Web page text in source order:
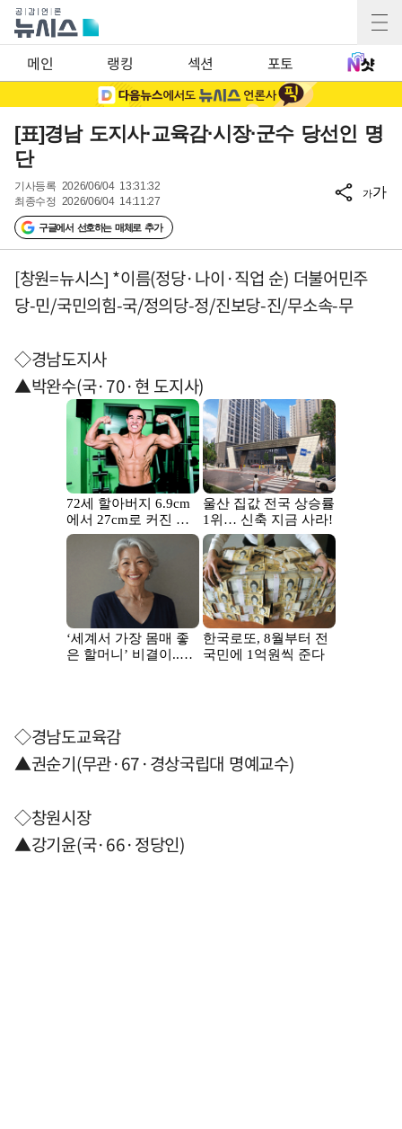
메인 랭킹 섹션 포토
[표]경남 도지사·교육감·시장·군수 당선인 명
단
기사등록 2026/06/04 13:31:32
최종수정 2026/06/04 14:11:27
구글에서 선호하는 매체로 추가
가가
[창원=뉴시스] *이름(정당·나이·직업 순) 더불어민주
당-민/국민의힘-국/정의당-정/진보당-진/무소속-무
◇경남도지사
▲박완수(국·70·현 도지사)
◇경남도교육감
▲권순기(무관·67·경상국립대 명예교수)
◇창원시장
▲강기윤(국·66·정당인)